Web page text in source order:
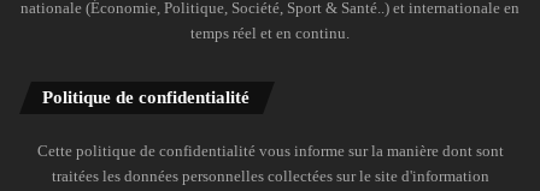
nationale (Économie, Politique, Société, Sport & Santé..) et internationale en
temps réel et en continu.
Politique de confidentialité
Cette politique de confidentialité vous informe sur la manière dont sont
traitées les données personnelles collectées sur le site d'information